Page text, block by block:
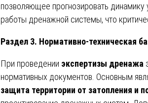
позволяющее прогнозировать
работы дренажной системы, что
Раздел 3. Нормативно-техническая
При проведении экспертизы дренажа
нормативных документов. Основным
защита территории от затопления и